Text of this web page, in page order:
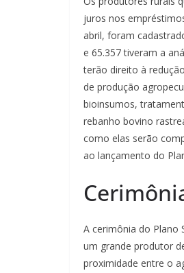
juros nos
abril, foram
e 65.357 tiveram a
terão direito à
de produção
bioinsumos,
rebanho bovino
como elas serão
ao lançamento do
A cerimônia do Plano
um grande produtor
proximidade entre o